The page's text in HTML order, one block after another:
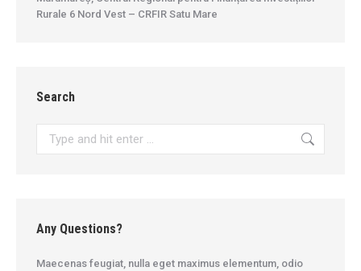
Rurale 6 Nord Vest – CRFIR Satu Mare
Search
Any Questions?
Maecenas feugiat, nulla eget maximus elementum, odio